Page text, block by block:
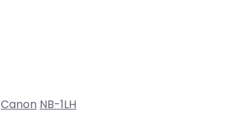
Canon NB-1LH